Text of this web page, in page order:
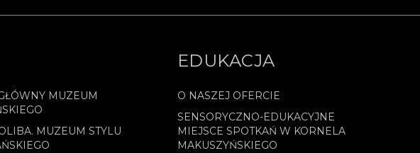
MUZEUM
MUZEUM STYLU
EDUKACJA
O NASZEJ OFERCIE
SENSORYCZNO-EDUKACYJNE
MIEJSCE SPOTKAŃ W KORNELA
MAKUSZYŃSKIEGO